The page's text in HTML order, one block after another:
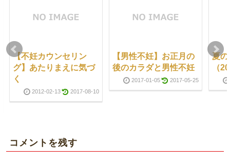
【不妊カウンセリン
グ】あたりまえに気づ
く
2012-02-13 2017-08-10
【男性不妊】お正月の
後のカラダと男性不妊
2017-01-05 2017-05-25
夏
（
コメントを残す